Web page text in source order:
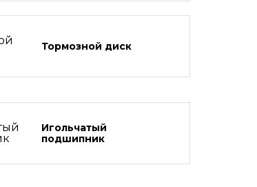
Тормозной диск
Игольчатый
подшипник